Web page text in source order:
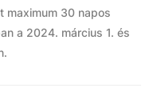
maximum 30 napos
a 2024. március 1. és